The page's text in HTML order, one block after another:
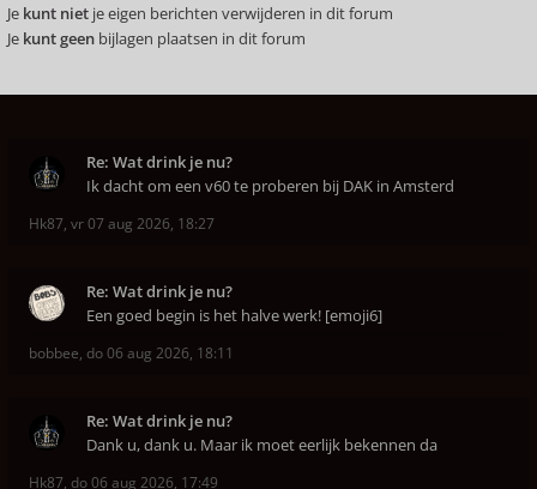
Je kunt niet je eigen berichten verwijderen in dit forum
Je kunt geen bijlagen plaatsen in dit forum
Re: Wat drink je nu?
Ik dacht om een v60 te proberen bij DAK in Amsterd
Hk87, vr 07 aug 2026, 18:27
Re: Wat drink je nu?
Een goed begin is het halve werk! [emoji6]
bobbee, do 06 aug 2026, 18:11
Re: Wat drink je nu?
Dank u, dank u. Maar ik moet eerlijk bekennen da
Hk87, do 06 aug 2026, 17:49